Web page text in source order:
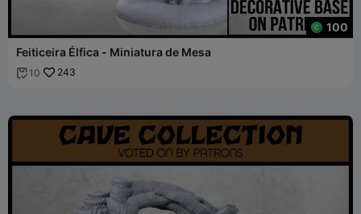
100
Feiticeira Élfica - Miniatura de Mesa
 10 243